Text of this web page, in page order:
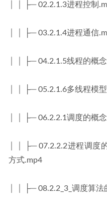
│ │ ├─ 02.2.1.3进程控制
│ │ ├─ 03.2.1.4进程通信
│ │ ├─ 04.2.1.5线程的概
│ │ ├─ 05.2.1.6多线程模
│ │ ├─ 06.2.2.1调度的概
│ │ ├─ 07.2.2.2进程调度
方式.mp4
│ │ ├─ 08.2.2_3_调度算法